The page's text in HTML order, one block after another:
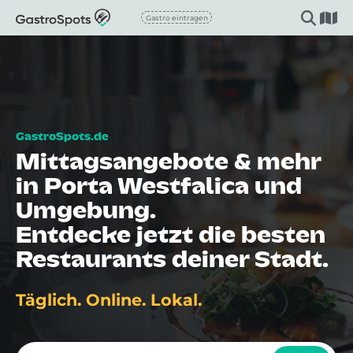
Gastro eintragen
Mittagsangebote & mehr
in Porta Westfalica und
Umgebung.
Entdecke jetzt die besten
Restaurants deiner Stadt.
Täglich. Online. Lokal.